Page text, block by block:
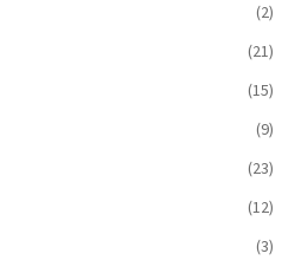
(2)
(21)
(15)
(9)
(23)
(12)
(3)